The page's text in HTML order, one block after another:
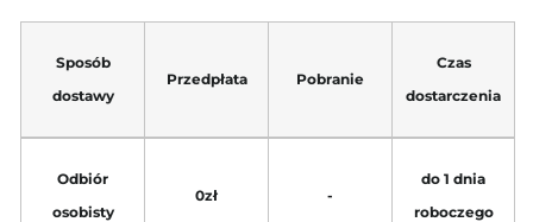
Sposób
dostawy
Przedpłata Pobranie
Czas
dostarczenia
Odbiór
osobisty
0zł -
do 1 dnia
roboczego